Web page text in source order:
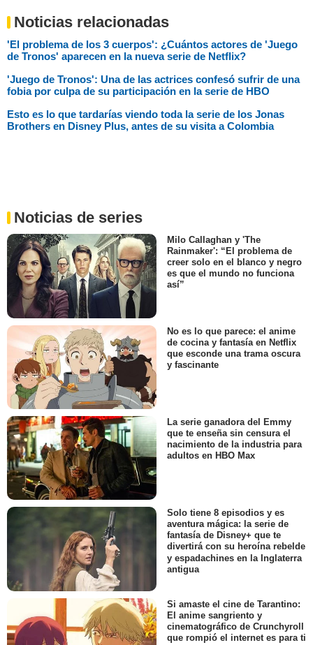
Noticias relacionadas
'El problema de los 3 cuerpos': ¿Cuántos actores de 'Juego
de Tronos' aparecen en la nueva serie de Netflix?
'Juego de Tronos': Una de las actrices confesó sufrir de una
fobia por culpa de su participación en la serie de HBO
Esto es lo que tardarías viendo toda la serie de los Jonas
Brothers en Disney Plus, antes de su visita a Colombia
Noticias de series
Milo Callaghan y 'The
Rainmaker': “El problema de
creer solo en el blanco y negro
es que el mundo no funciona
así”
No es lo que parece: el anime
de cocina y fantasía en Netflix
que esconde una trama oscura
y fascinante
La serie ganadora del Emmy
que te enseña sin censura el
nacimiento de la industria para
adultos en HBO Max
Solo tiene 8 episodios y es
aventura mágica: la serie de
fantasía de Disney+ que te
divertirá con su heroína rebelde
y espadachines en la Inglaterra
antigua
Si amaste el cine de Tarantino:
El anime sangriento y
cinematográfico de Crunchyroll
que rompió el internet es para ti